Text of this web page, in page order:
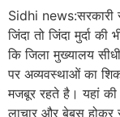
Sidhi news:सरकारी
जिंदा तो जिंदा मुर्दा
कि जिला मुख्यालय
पर अव्यवस्थाओं का
मजबूर रहते है। यहां
लाचार और बेबस होकर